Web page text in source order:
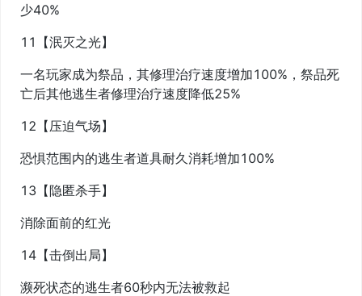
少40%
11【泯灭之光】
一名玩家成为祭品，其修理治疗速度增加100%，祭品死
亡后其他逃生者修理治疗速度降低25%
12【压迫气场】
恐惧范围内的逃生者道具耐久消耗增加100%
13【隐匿杀手】
消除面前的红光
14【击倒出局】
濒死状态的逃生者60秒内无法被救起